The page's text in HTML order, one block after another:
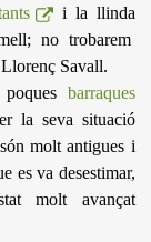
i la llinda
no trobarem
Savall.
barraques
la seva situació
molt antigues i
es va desestimar,
molt avançat